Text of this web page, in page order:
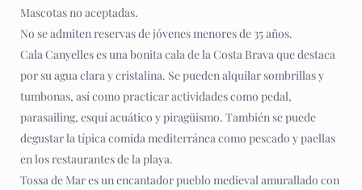
Mascotas no aceptadas.
No se admiten reservas de jóvenes menores de 35 años.
Cala Canyelles es una bonita cala de la Costa Brava que destaca
por su agua clara y cristalina. Se pueden alquilar sombrillas y
tumbonas, así como practicar actividades como pedal,
parasailing, esquí acuático y piragüismo. También se puede
degustar la típica comida mediterránea como pescado y paellas
en los restaurantes de la playa.
Tossa de Mar es un encantador pueblo medieval amurallado con